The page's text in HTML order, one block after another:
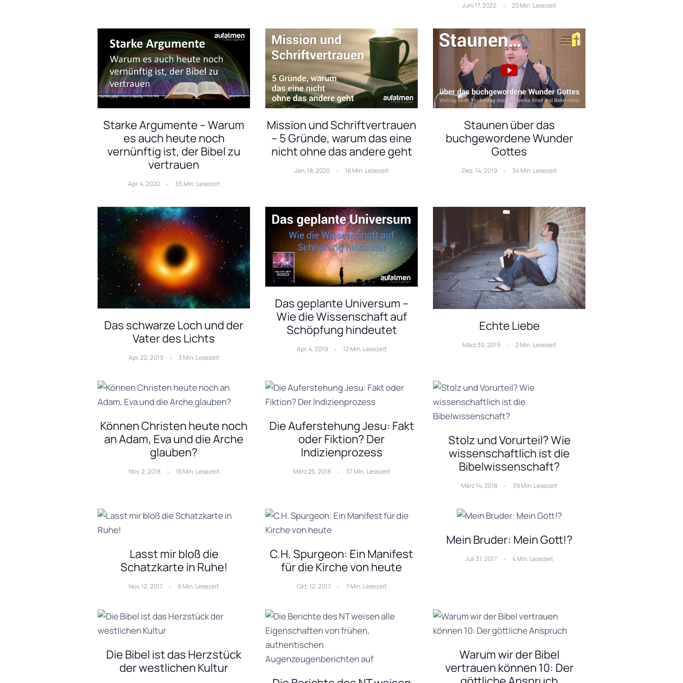
Juni 17, 2022 20 Min. Lesezeit
Starke Argumente – Warum
es auch heute noch
vernünftig ist, der Bibel zu
vertrauen
Apr. 4, 2020 35 Min. Lesezeit
Mission und Schriftvertrauen
– 5 Gründe, warum das eine
nicht ohne das andere geht
Jan. 18, 2020 16 Min. Lesezeit
Staunen über das
buchgewordene Wunder
Gottes
Dez. 14, 2019 34 Min. Lesezeit
Das schwarze Loch und der
Vater des Lichts
Apr. 22, 2019 3 Min. Lesezeit
Das geplante Universum –
Wie die Wissenschaft auf
Schöpfung hindeutet
Apr. 4, 2019 12 Min. Lesezeit
Echte Liebe
März 30, 2019 2 Min. Lesezeit
Können Christen heute noch
an Adam, Eva und die Arche
glauben?
Nov. 2, 2018 16 Min. Lesezeit
Die Auferstehung Jesu: Fakt
oder Fiktion? Der
Indizienprozess
März 25, 2018 37 Min. Lesezeit
Stolz und Vorurteil? Wie
wissenschaftlich ist die
Bibelwissenschaft?
März 14, 2018 39 Min. Lesezeit
Lasst mir bloß die
Schatzkarte in Ruhe!
Nov. 12, 2017 6 Min. Lesezeit
C.H. Spurgeon: Ein Manifest
für die Kirche von heute
Okt. 12, 2017 7 Min. Lesezeit
Mein Bruder: Mein Gott!?
Juli 31, 2017 4 Min. Lesezeit
Die Bibel ist das Herzstück
der westlichen Kultur
Warum wir der Bibel
vertrauen können 10: Der